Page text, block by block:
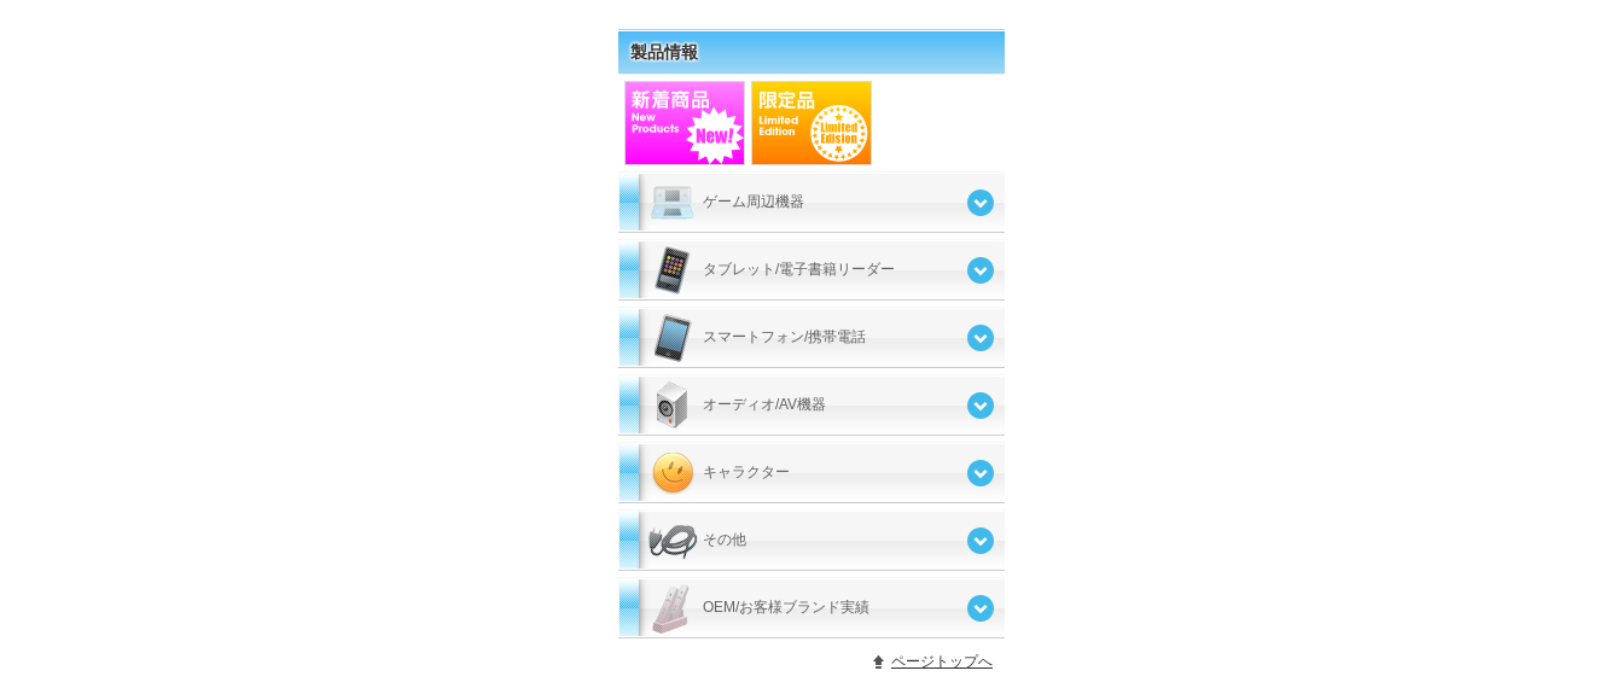
製品情報
ゲーム周辺機器
タブレット/電子書籍リーダー
スマートフォン/携帯電話
オーディオ/AV機器
キャラクター
その他
OEM/お客様ブランド実績
ページトップへ